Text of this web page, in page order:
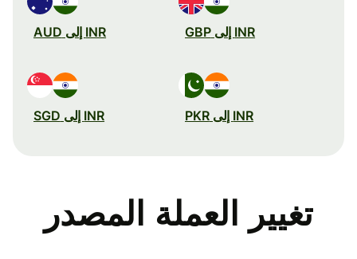
INR إلى GBP INR إلى AUD
INR إلى PKR INR إلى SGD
تغيير العملة المصدر